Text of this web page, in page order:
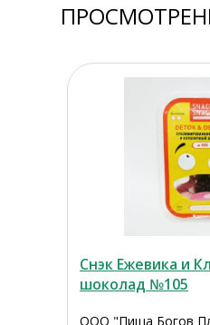
Снэк Ежевика и
шоколад №105
ООО "Пища Богов